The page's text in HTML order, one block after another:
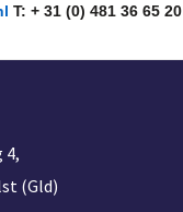
T: + 31 (0) 481 36 65 20
4,
(Gld)